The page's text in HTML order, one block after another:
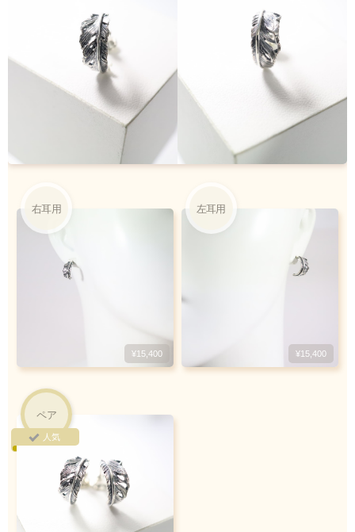
Q&A
ラッピング
¥1,100
最適なケースで
お届けします
クロネコwebコレクト／カード決済
ご利用回数
ご注文完了後、メールに記載の指定口座へ
5
振込手数料
右耳用
¥15,400
左耳用
¥15,400
ペア
人気